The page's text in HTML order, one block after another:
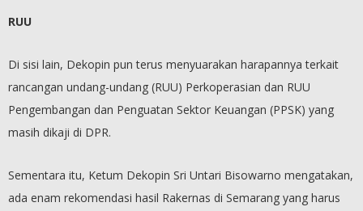
RUU
Di sisi lain, Dekopin pun terus menyuarakan harapannya terkait
rancangan undang-undang (RUU) Perkoperasian dan RUU
Pengembangan dan Penguatan Sektor Keuangan (PPSK) yang
masih dikaji di DPR.
Sementara itu, Ketum Dekopin Sri Untari Bisowarno mengatakan,
ada enam rekomendasi hasil Rakernas di Semarang yang harus